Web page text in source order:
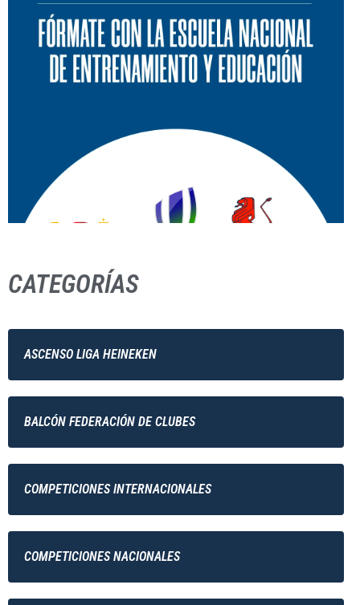
CATEGORÍAS
ASCENSO LIGA HEINEKEN
BALCÓN FEDERACIÓN DE CLUBES
COMPETICIONES INTERNACIONALES
COMPETICIONES NACIONALES